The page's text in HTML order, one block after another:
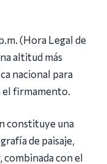
(Hora Legal de
altitud más
nacional para
firmamento.
constituye una
de paisaje,
combinada con el